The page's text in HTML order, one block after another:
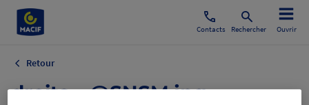
Contacts Rechercher Ouvrir
Retour
droits _ @SNSM.jpg